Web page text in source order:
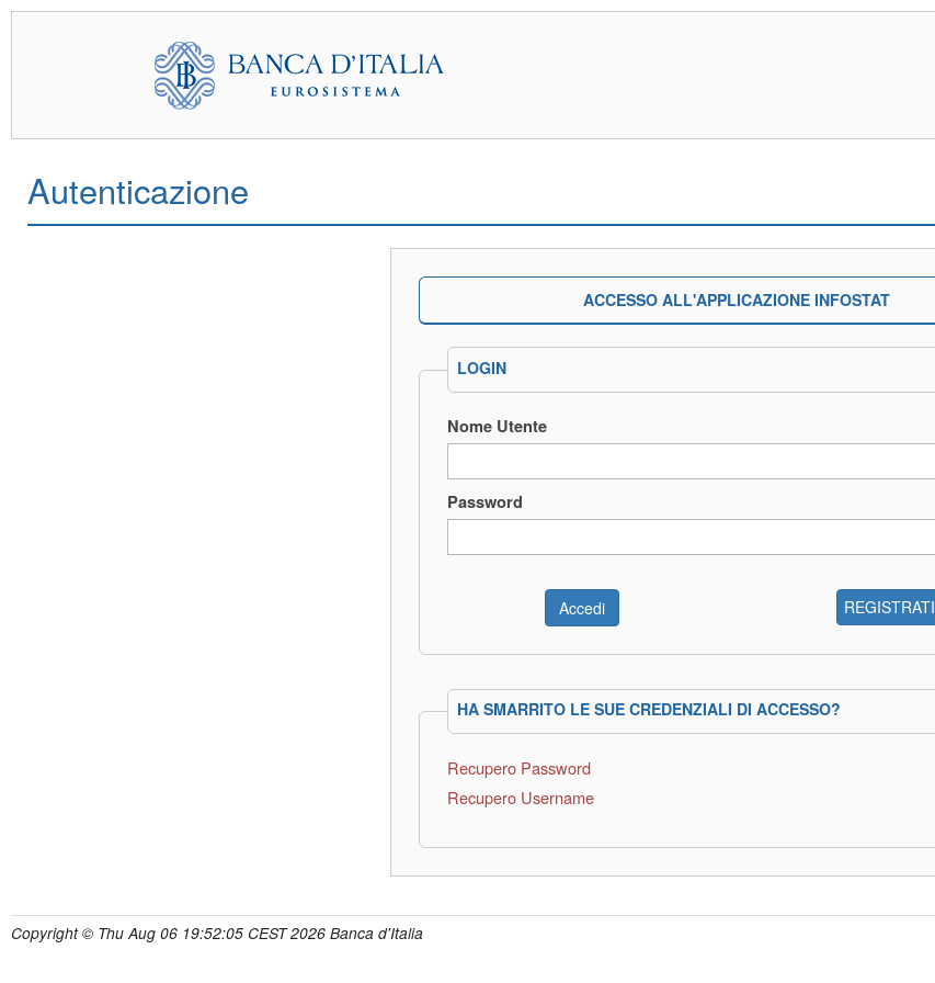
Autenticazione
ACCESSO ALL'APPLICAZIONE INFOSTAT
LOGIN
Nome Utente
Password
REGISTRATI
HA SMARRITO LE SUE CREDENZIALI DI ACCESSO?
Recupero Password
Recupero Username
Copyright © Thu Aug 06 19:52:05 CEST 2026 Banca d'Italia